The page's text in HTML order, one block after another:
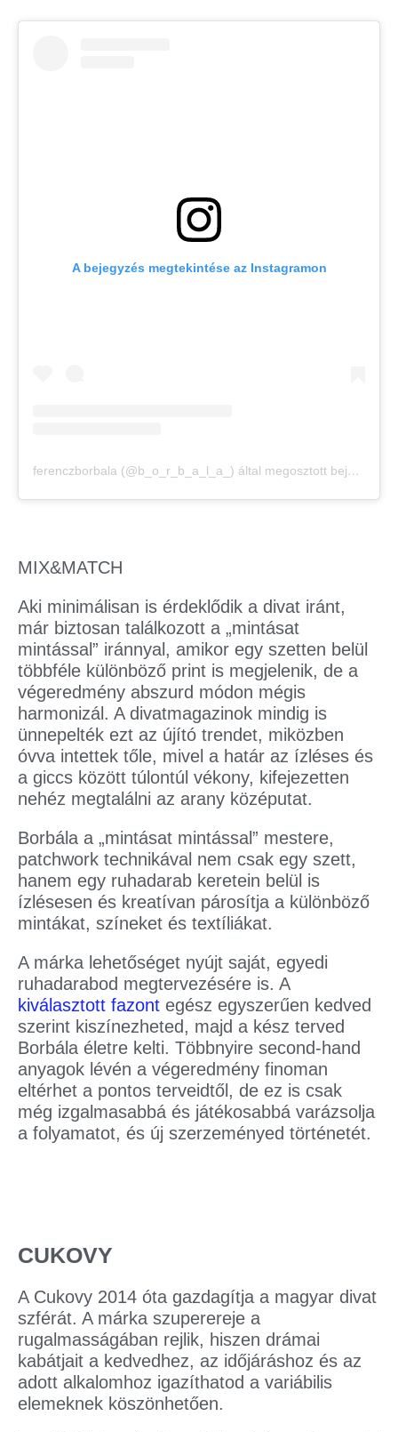
A bejegyzés megtekintése az Instagramon
ferenczborbala (@b_o_r_b_a_l_a_) által megosztott bejegyzés
MIX&MATCH
Aki minimálisan is érdeklődik a divat iránt,
már biztosan találkozott a „mintásat
mintással” iránnyal, amikor egy szetten belül
többféle különböző print is megjelenik, de a
végeredmény abszurd módon mégis
harmonizál. A divatmagazinok mindig is
ünnepelték ezt az újító trendet, miközben
óvva intettek tőle, mivel a határ az ízléses és
a giccs között túlontúl vékony, kifejezetten
nehéz megtalálni az arany középutat.
Borbála a „mintásat mintással” mestere,
patchwork technikával nem csak egy szett,
hanem egy ruhadarab keretein belül is
ízlésesen és kreatívan párosítja a különböző
mintákat, színeket és textíliákat.
A márka lehetőséget nyújt saját, egyedi
ruhadarabod megtervezésére is. A
kiválasztott fazont egész egyszerűen kedved
szerint kiszínezheted, majd a kész terved
Borbála életre kelti. Többnyire second-hand
anyagok lévén a végeredmény finoman
eltérhet a pontos terveidtől, de ez is csak
még izgalmasabbá és játékosabbá varázsolja
a folyamatot, és új szerzeményed történetét.
CUKOVY
A Cukovy 2014 óta gazdagítja a magyar divat
szférát. A márka szuperereje a
rugalmasságában rejlik, hiszen drámai
kabátjait a kedvedhez, az időjáráshoz és az
adott alkalomhoz igazíthatod a variábilis
elemeknek köszönhetően.